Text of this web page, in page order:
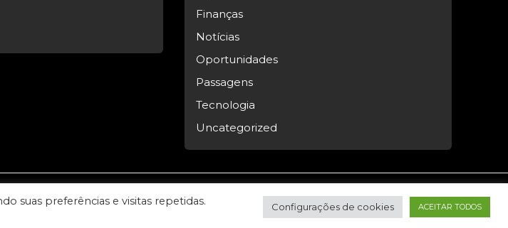
Finanças
Notícias
Oportunidades
Passagens
Tecnologia
Uncategorized
suas preferências e visitas repetidas.
Configurações de cookies ACEITAR TODOS